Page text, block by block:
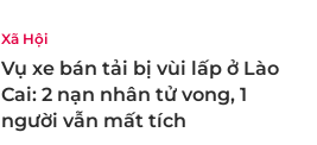
Xã Hội
Vụ xe bán tải bị vùi lấp ở Lào
Cai: 2 nạn nhân tử vong, 1
người vẫn mất tích